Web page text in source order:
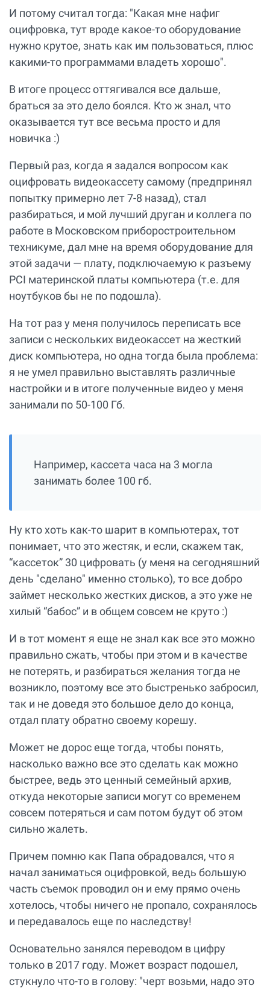
И потому считал тогда: "Какая мне нафиг
оцифровка, тут вроде какое-то оборудование
нужно крутое, знать как им пользоваться, плюс
какими-то программами владеть хорошо".
В итоге процесс оттягивался все дальше,
браться за это дело боялся. Кто ж знал, что
оказывается тут все весьма просто и для
новичка :)
Первый раз, когда я задался вопросом как
оцифровать видеокассету самому (предпринял
попытку примерно лет 7-8 назад), стал
разбираться, и мой лучший друган и коллега по
работе в Московском приборостроительном
техникуме, дал мне на время оборудование для
этой задачи — плату, подключаемую к разъему
PCI материнской платы компьютера (т.е. для
ноутбуков бы не по подошла).
На тот раз у меня получилось переписать все
записи с нескольких видеокассет на жесткий
диск компьютера, но одна тогда была проблема:
я не умел правильно выставлять различные
настройки и в итоге полученные видео у меня
занимали по 50-100 Гб.
Например, кассета часа на 3 могла
занимать более 100 гб.
Ну кто хоть как-то шарит в компьютерах, тот
понимает, что это жестяк, и если, скажем так,
“кассеток” 30 цифровать (у меня на сегодняшний
день "сделано" именно столько), то все добро
займет несколько жестких дисков, а это уже не
хилый “бабос” и в общем совсем не круто :)
И в тот момент я еще не знал как все это можно
правильно сжать, чтобы при этом и в качестве
не потерять, и разбираться желания тогда не
возникло, поэтому все это быстренько забросил,
так и не доведя это большое дело до конца,
отдал плату обратно своему корешу.
Может не дорос еще тогда, чтобы понять,
насколько важно все это сделать как можно
быстрее, ведь это ценный семейный архив,
откуда некоторые записи могут со временем
совсем потеряться и сам потом будут об этом
сильно жалеть.
Причем помню как Папа обрадовался, что я
начал заниматься оцифровкой, ведь большую
часть съемок проводил он и ему прямо очень
хотелось, чтобы ничего не пропало, сохранялось
и передавалось еще по наследству!
Основательно занялся переводом в цифру
только в 2017 году. Может возраст подошел,
стукнуло что-то в голову: "черт возьми, надо это